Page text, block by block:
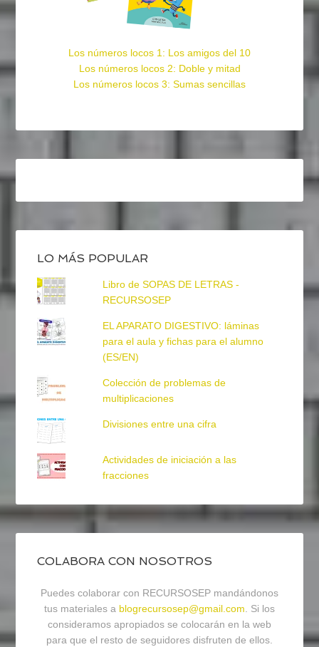
Los números locos 1: Los amigos del 10
Los números locos 2: Doble y mitad
Los números locos 3: Sumas sencillas
LO MÁS POPULAR
Libro de SOPAS DE LETRAS -
RECURSOSEP
EL APARATO DIGESTIVO: láminas
para el aula y fichas para el alumno
(ES/EN)
Colección de problemas de
multiplicaciones
Divisiones entre una cifra
Actividades de iniciación a las
fracciones
COLABORA CON NOSOTROS
Puedes colaborar con RECURSOSEP mandándonos
tus materiales a blogrecursosep@gmail.com. Si los
consideramos apropiados se colocarán en la web
para que el resto de seguidores disfruten de ellos.